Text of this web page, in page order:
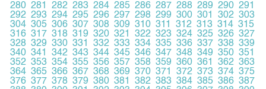
280 281 282 283 284 285 286 287 288 289 290 291
292 293 294 295 296 297 298 299 300 301 302 303
304 305 306 307 308 309 310 311 312 313 314 315
316 317 318 319 320 321 322 323 324 325 326 327
328 329 330 331 332 333 334 335 336 337 338 339
340 341 342 343 344 345 346 347 348 349 350 351
352 353 354 355 356 357 358 359 360 361 362 363
364 365 366 367 368 369 370 371 372 373 374 375
376 377 378 379 380 381 382 383 384 385 386 387